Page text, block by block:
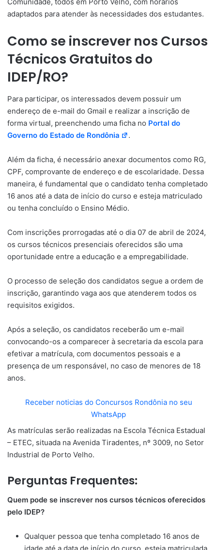
Comunidade, todos em Porto Velho, com horários
adaptados para atender às necessidades dos estudantes.
Como se inscrever nos Cursos
Técnicos Gratuitos do
IDEP/RO?
Para participar, os interessados devem possuir um
endereço de e-mail do Gmail e realizar a inscrição de
forma virtual, preenchendo uma ficha no Portal do
Governo do Estado de Rondônia
.
Além da ficha, é necessário anexar documentos como RG,
CPF, comprovante de endereço e de escolaridade. Dessa
maneira, é fundamental que o candidato tenha completado
16 anos até a data de início do curso e esteja matriculado
ou tenha concluído o Ensino Médio.
Com inscrições prorrogadas até o dia 07 de abril de 2024,
os cursos técnicos presenciais oferecidos são uma
oportunidade entre a educação e a empregabilidade.
O processo de seleção dos candidatos segue a ordem de
inscrição, garantindo vaga aos que atenderem todos os
requisitos exigidos.
Após a seleção, os candidatos receberão um e-mail
convocando-os a comparecer à secretaria da escola para
efetivar a matrícula, com documentos pessoais e a
presença de um responsável, no caso de menores de 18
anos.
Receber noticias do Concursos Rondônia no seu
WhatsApp
As matrículas serão realizadas na Escola Técnica Estadual
– ETEC, situada na Avenida Tiradentes, nº 3009, no Setor
Industrial de Porto Velho.
Perguntas Frequentes:
Quem pode se inscrever nos cursos técnicos oferecidos
pelo IDEP?
Qualquer pessoa que tenha completado 16 anos de